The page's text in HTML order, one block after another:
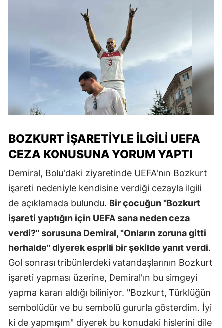
BOZKURT İŞARETIYLE İLGILI UEFA
CEZA KONUSUNA YORUM YAPTI
Demiral, Bolu'daki ziyaretinde UEFA'nın Bozkurt
işareti nedeniyle kendisine verdiği cezayla ilgili
de açıklamada bulundu. Bir çocuğun "Bozkurt
işareti yaptığın için UEFA sana neden ceza
verdi?" sorusuna Demiral, "Onların zoruna gitti
herhalde" diyerek esprili bir şekilde yanıt verdi.
Gol sonrası tribünlerdeki vatandaşlarının Bozkurt
işareti yapması üzerine, Demiral'ın bu simgeyi
yapma kararı aldığı biliniyor. "Bozkurt, Türklüğün
sembolüdür ve bu sembolü gururla gösterdim. İyi
ki de yapmışım" diyerek bu konudaki hislerini dile